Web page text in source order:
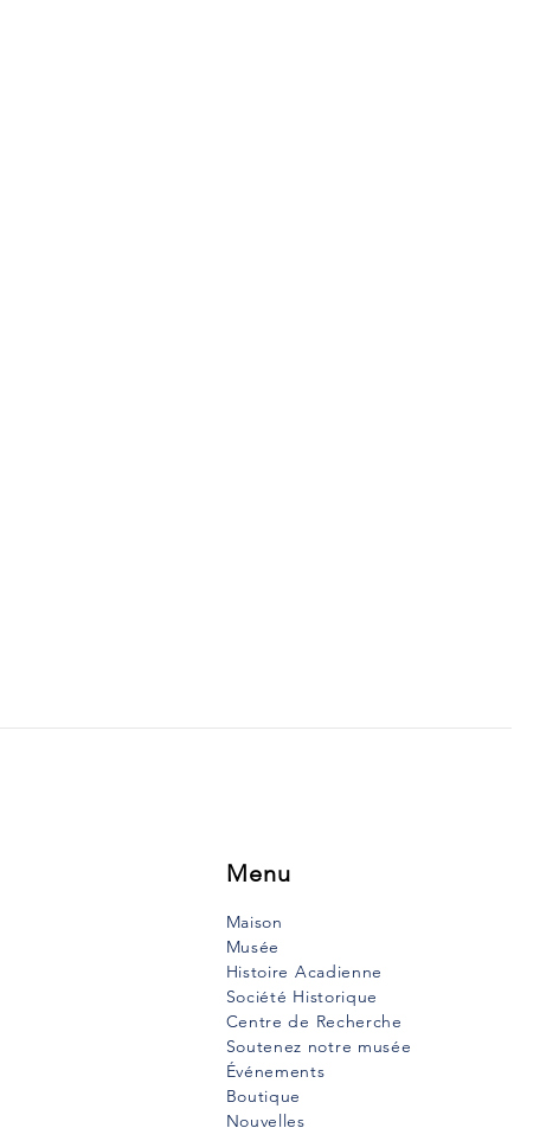
Menu
Maison
Musée
Histoire Acadienne
Société Historique
Centre de Recherche
Soutenez notre musée
Événements
Boutique
Nouvelles